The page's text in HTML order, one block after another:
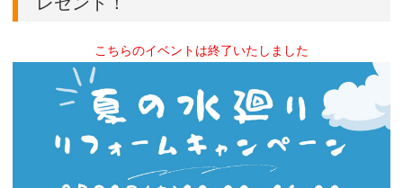
こちらのイベントは終了いたしました